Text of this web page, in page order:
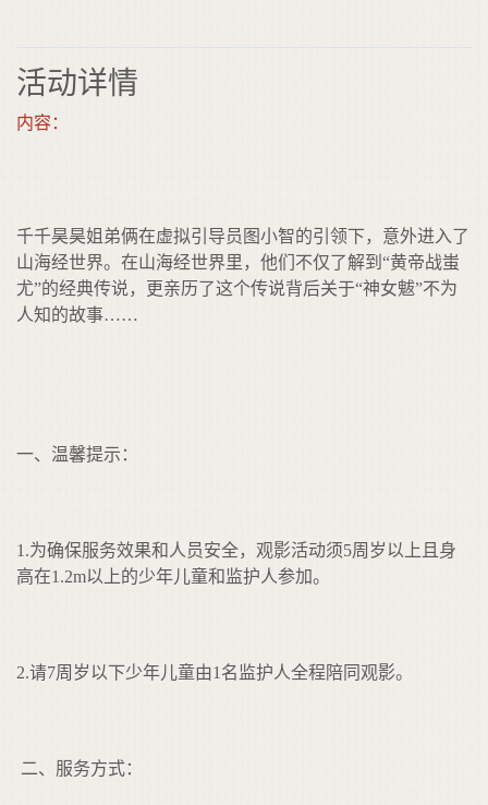
活动详情
内容：
千千昊昊姐弟俩在虚拟引导员图小智的引领下，意外进入了
山海经世界。在山海经世界里，他们不仅了解到 “黄帝战蚩
尤”的经典传说，更亲历了这个传说背后关于“神女魃”不为
人知的故事……
一、温馨提示：
1.为确保服务效果和人员安全，观影活动须5周岁以上且身
高在1.2m以上的少年儿童和监护人参加。
2.请7周岁以下少年儿童由1名监护人全程陪同观影。
二、服务方式：